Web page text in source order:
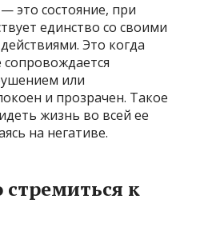
это состояние, при
единство со своими
Это когда
или
и прозрачен. Такое
жизнь во всей ее
на негативе.
к